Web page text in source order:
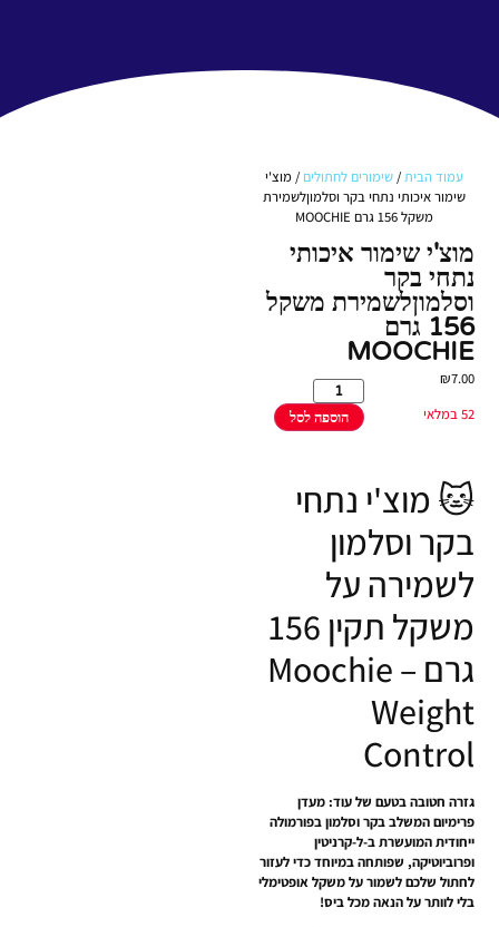
עמוד הבית/שימורים לחתולים / מוצ'י
שימור איכותי נתחי בקר וסלמוןלשמירת
משקל 156 גרם MOOCHIE
מוצ'י שימור איכותי
נתחי בקר
וסלמוןלשמירת משקל
156 גרם
MOOCHIE
₪7.00
52 במלאי
הוספה לסל
🐱 מוצ'י נתחי
בקר וסלמון
לשמירה על
משקל תקין 156
גרם – Moochie
Weight
Control
גזרה חטובה בטעם של עוד: מעדן
פרימיום המשלב בקר וסלמון בפורמולה
ייחודית המועשרת ב-ל-קרניטין
ופרוביוטיקה, שפותחה במיוחד כדי לעזור
לחתול שלכם לשמור על משקל אופטימלי
בלי לוותר על הנאה מכל ביס!